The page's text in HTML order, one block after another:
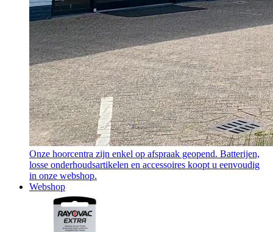
Onze hoorcentra zijn enkel op afspraak geopend. Batterijen,
losse onderhoudsartikelen en accessoires koopt u eenvoudig
in onze webshop.
Webshop